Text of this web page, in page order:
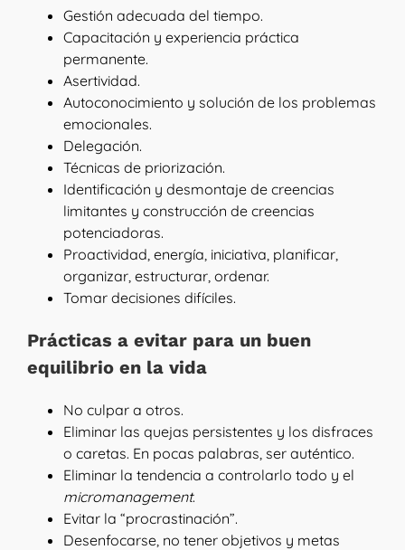
Gestión adecuada del tiempo.
Capacitación y experiencia práctica
permanente.
Asertividad.
Autoconocimiento y solución de los problemas
emocionales.
Delegación.
Técnicas de priorización.
Identificación y desmontaje de creencias
limitantes y construcción de creencias
potenciadoras.
Proactividad, energía, iniciativa, planificar,
organizar, estructurar, ordenar.
Tomar decisiones difíciles.
Prácticas a evitar para un buen
equilibrio en la vida
No culpar a otros.
Eliminar las quejas persistentes y los disfraces
o caretas. En pocas palabras, ser auténtico.
Eliminar la tendencia a controlarlo todo y el
micromanagement.
Evitar la “procrastinación”.
Desenfocarse, no tener objetivos y metas